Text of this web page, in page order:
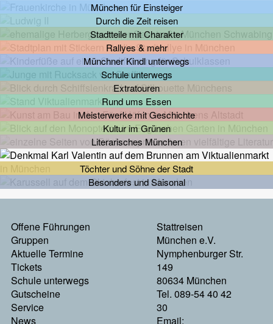
München für Einsteiger
Durch die Zeit reisen
Stadtteile mit Charakter
Rallyes & mehr
Münchner Kindl unterwegs
Schule unterwegs
Extratouren
Rund ums Essen
Meisterwerke mit Geschichte
Kultur im Grünen
Literarisches München
Töchter und Söhne der Stadt
Besonders und Saisonal
Footermenu
Links
Offene Führungen
Gruppen
Aktuelle Termine
Tickets
Schule unterwegs
Gutscheine
Service
News
Stattreisen
München e.V.
Nymphenburger Str.
149
80634 München
Tel. 089-54 40 42
30
Email: